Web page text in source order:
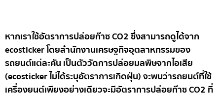
หากเราใช้อัตราการปล่อยก๊าซ CO2 ซึ่งสามารถดูได้จาก
ecosticker โดยสำนักงานเศรษฐกิจอุตสาหกรรมของ
รถยนต์แต่ละคัน เป็นตัววัดการปล่อยมลพิษจากไอเสีย
(ecosticker ไม่ได้ระบุอัตราการเกิดฝุ่น) จะพบว่ารถยนต์ที่ใช้
เครื่องยนต์เพียงอย่างเดียวจะมีอัตราการปล่อยก๊าซ CO2 ที่